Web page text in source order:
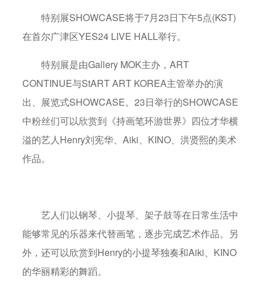
特别展SHOWCASE将于7月23日下午5点(KST)
在首尔广津区YES24 LIVE HALL举行。
特别展是由Gallery MOK主办，ART
CONTINUE与StART ART KOREA主管举办的演
出、展览式SHOWCASE。23日举行的SHOWCASE
中粉丝们可以欣赏到《持画笔环游世界》四位才华横
溢的艺人Henry刘宪华、Aiki、KINO、洪贤熙的美术
作品。
艺人们以钢琴、小提琴、架子鼓等在日常生活中
能够常见的乐器来代替画笔，逐步完成艺术作品。另
外，还可以欣赏到Henry的小提琴独奏和Aiki、KINO
的华丽精彩的舞蹈。